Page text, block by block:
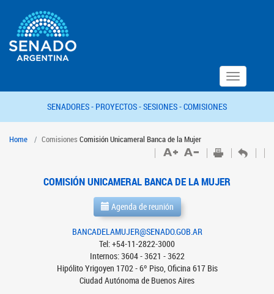
Toggle
navigation
SENADORES - PROYECTOS -SESIONES -COMISIONES
Home Comisiones Comisión Unicameral Banca de la Mujer
COMISIÓN UNICAMERAL BANCA DE LA MUJER
Agenda de reunión
BANCADELAMUJER@SENADO.GOB.AR
Tel: +54-11-2822-3000
Internos: 3604 - 3621 - 3622
Hipólito Yrigoyen 1702 - 6º Piso, Oficina 617 Bis
Ciudad Autónoma de Buenos Aires